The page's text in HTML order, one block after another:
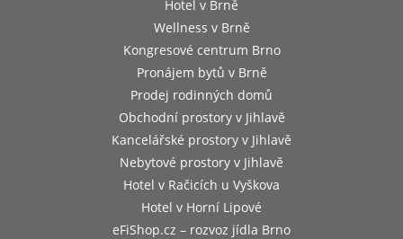
Hotel v Brně
Wellness v Brně
Kongresové centrum Brno
Pronájem bytů v Brně
Prodej rodinných domů
Obchodní prostory v Jihlavě
Kancelářské prostory v Jihlavě
Nebytové prostory v Jihlavě
Hotel v Račicích u Vyškova
Hotel v Horní Lipové
eFiShop.cz – rozvoz jídla Brno